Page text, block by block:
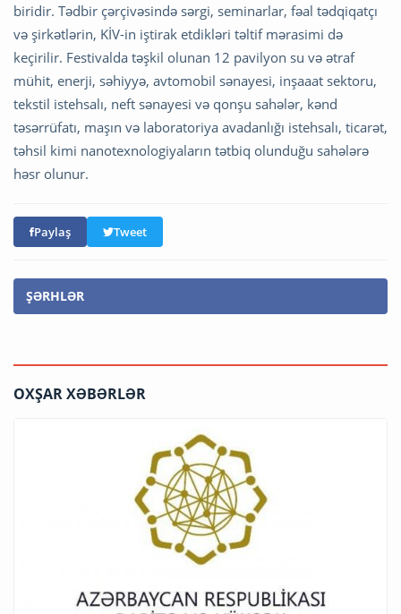
biridir. Tədbir çərçivəsində sərgi, seminarlar, fəal tədqiqatçı
və şirkətlərin, KİV-in iştirak etdikləri təltif mərasimi də
keçirilir. Festivalda təşkil olunan 12 pavilyon su və ətraf
mühit, enerji, səhiyyə, avtomobil sənayesi, inşaaat sektoru,
tekstil istehsalı, neft sənayesi və qonşu sahələr, kənd
təsərrüfatı, maşın və laboratoriya avadanlığı istehsalı, ticarət,
təhsil kimi nanotexnologiyaların tətbiq olunduğu sahələrə
həsr olunur.
Paylaş Tweet
ŞƏRHLƏR
OXŞAR XƏBƏRLƏR